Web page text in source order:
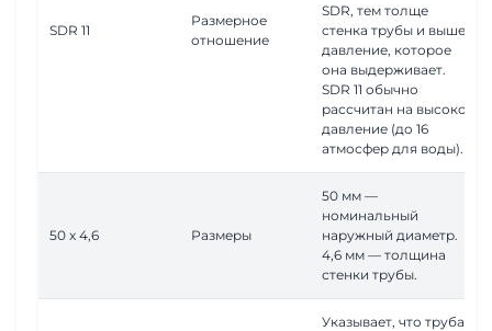
SDR 11
Размерное
отношение
SDR, тем толще
стенка трубы и выше
давление, которое
она выдерживает.
SDR 11 обычно
рассчитан на высокое
давление (до 16
атмосфер для воды).
50 x 4,6 Размеры
50 мм —
номинальный
наружный диаметр.
4,6 мм — толщина
стенки трубы.
Указывает, что труба